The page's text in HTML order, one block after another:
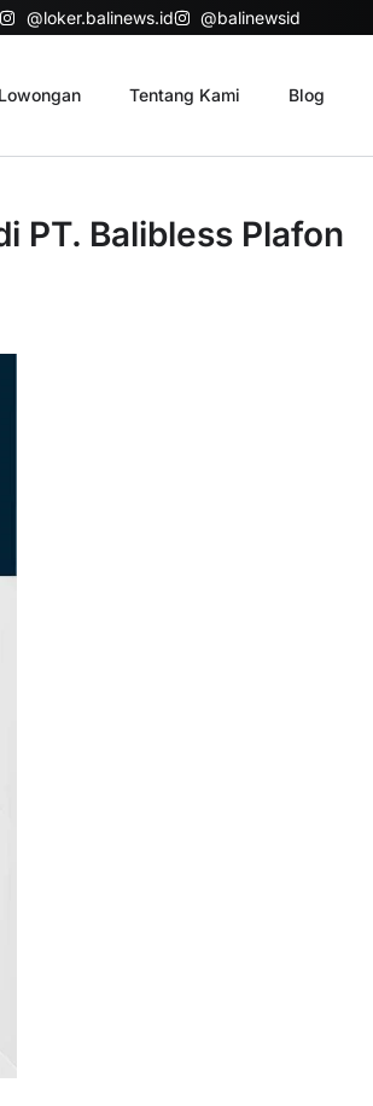
@loker.balinews.id @balinewsid
Tentang Kami Blog
PT. Balibless Plafon